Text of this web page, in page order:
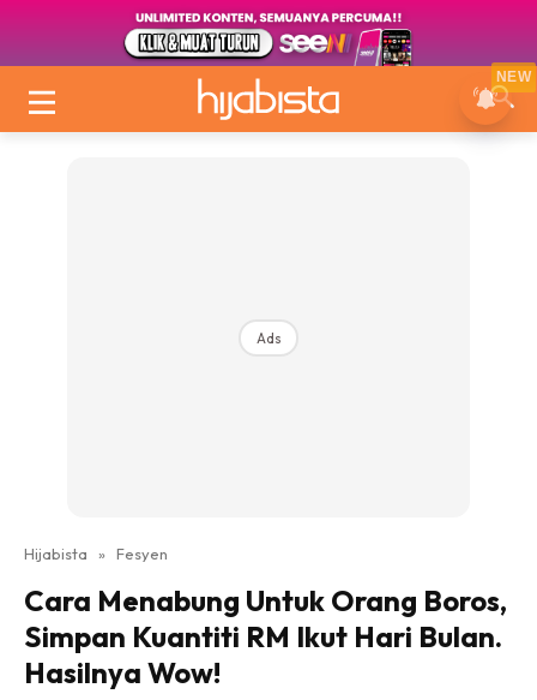
Ads
Hijabista » Fesyen
Cara Menabung Untuk Orang Boros,
Simpan Kuantiti RM Ikut Hari Bulan.
Hasilnya Wow!
NEW